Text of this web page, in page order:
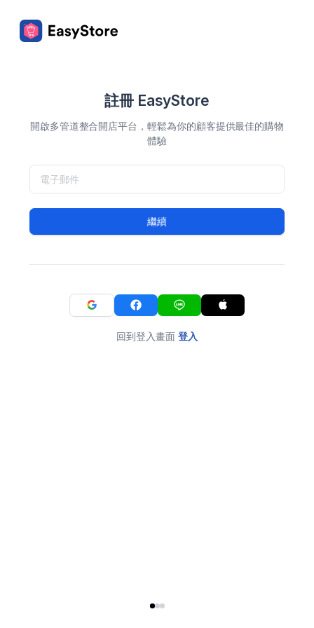
註冊 EasyStore
開啟多管道整合開店平台，輕鬆為你的顧客提供最佳的購物
體驗
繼續
回到登入畫面 登入